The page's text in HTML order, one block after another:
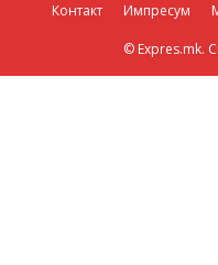
Контакт Импресум
© Expres.mk.